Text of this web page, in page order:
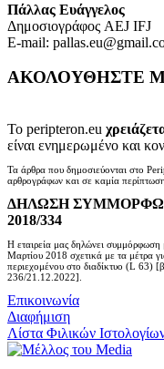
Πάλλας Ευάγγελος
Δημοσιογράφος AEJ ΙFJ
E-mail:
ΑΚΟΛΟΥΘΗΣΤΕ
Το peripteron.eu
είναι ενημερωμένο και
Τα άρθρα που δημοσιεύονται στο
αρθρογράφων και σε καμία
ΔΗΛΩΣΗ
2018/334
Η εταιρεία μας δηλώνει
Μαρτίου 2018 σχετικά με τα μέτρα
περιεχομένου στο διαδίκτυο (L 63)
236/21.12.2022].
Επικοινωνία
Διαφήμιση
Λίστα Φιλικών